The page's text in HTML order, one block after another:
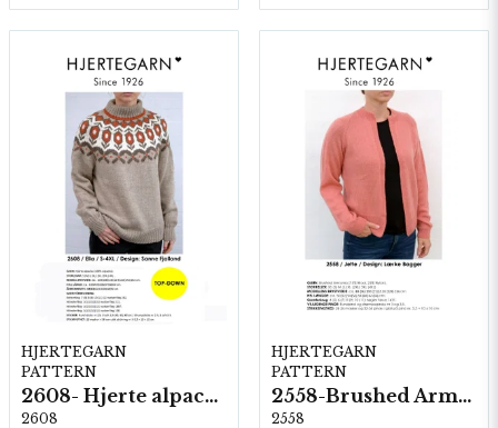
HJERTEGARN
PATTERN
2608- Hjerte alpacka
2608
HJERTEGARN
PATTERN
2558-Brushed Armonia
2558